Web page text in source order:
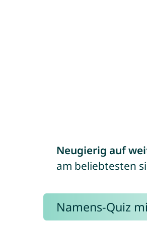
Neugierig auf
am beliebtesten
Namens-Quiz